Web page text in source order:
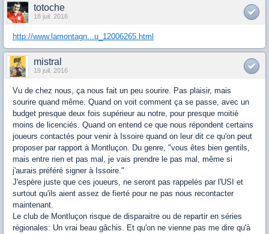
totoche
18 juil. 2016
http://www.lamontagn...u_12006265.html
mistral
19 juil. 2016
Vu de chez nous, ça nous fait un peu sourire. Pas plaisir, mais
sourire quand même. Quand on voit comment ça se passe, avec un
budget presque deux fois supérieur au notre, pour presque moitié
moins de licenciés. Quand on entend ce que nous répondent certains
joueurs contactés pour venir à Issoire quand on leur dit ce qu'on peut
proposer par rapport à Montluçon. Du genre, "vous êtes bien gentils,
mais entre rien et pas mal, je vais prendre le pas mal, même si
j'aurais préféré signer à Issoire."
J'espère juste que ces joueurs, ne seront pas rappelés par l'USI et
surtout qu'ils aient assez de fierté pour ne pas nous recontacter
maintenant.
Le club de Montluçon risque de disparaitre ou de repartir en séries
régionales: Un vrai beau gâchis. Et qu'on ne vienne pas me dire qu'à